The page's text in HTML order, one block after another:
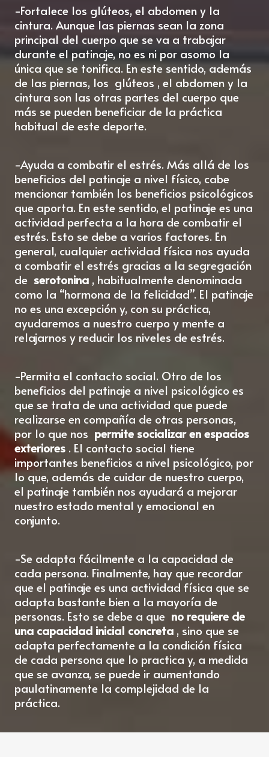
-Fortalece los glúteos, el abdomen y la
cintura. Aunque las piernas sean la zona
principal del cuerpo que se va a trabajar
durante el patinaje, no es ni por asomo la
única que se tonifica. En este sentido, además
de las piernas, los glúteos , el abdomen y la
cintura son las otras partes del cuerpo que
más se pueden beneficiar de la práctica
habitual de este deporte.
-Ayuda a combatir el estrés. Más allá de los
beneficios del patinaje a nivel físico, cabe
mencionar también los beneficios psicológicos
que aporta. En este sentido, el patinaje es una
actividad perfecta a la hora de combatir el
estrés. Esto se debe a varios factores. En
general, cualquier actividad física nos ayuda
a combatir el estrés gracias a la segregación
de serotonina , habitualmente denominada
como la “hormona de la felicidad”. El patinaje
no es una excepción y, con su práctica,
ayudaremos a nuestro cuerpo y mente a
relajarnos y reducir los niveles de estrés.
-Permita el contacto social. Otro de los
beneficios del patinaje a nivel psicológico es
que se trata de una actividad que puede
realizarse en compañía de otras personas,
por lo que nos permite socializar en espacios
exteriores . El contacto social tiene
importantes beneficios a nivel psicológico, por
lo que, además de cuidar de nuestro cuerpo,
el patinaje también nos ayudará a mejorar
nuestro estado mental y emocional en
conjunto.
-Se adapta fácilmente a la capacidad de
cada persona. Finalmente, hay que recordar
que el patinaje es una actividad física que se
adapta bastante bien a la mayoría de
personas. Esto se debe a que no requiere de
una capacidad inicial concreta , sino que se
adapta perfectamente a la condición física
de cada persona que lo practica y, a medida
que se avanza, se puede ir aumentando
paulatinamente la complejidad de la
práctica.